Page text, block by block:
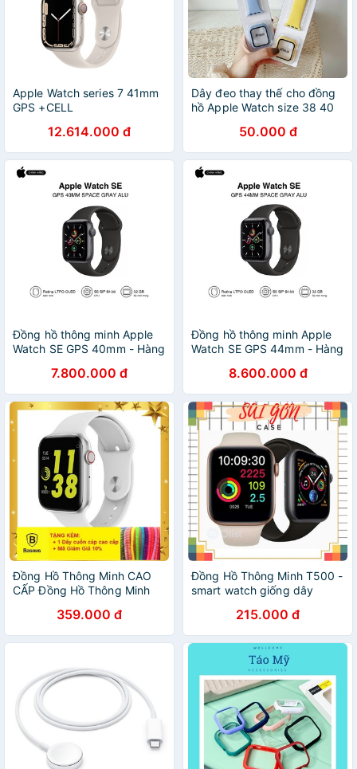
Apple Watch series 7 41mm
GPS +CELL
12.614.000 đ
Dây đeo thay thế cho đồng
hồ Apple Watch size 38 40
50.000 đ
Đồng hồ thông minh Apple
Watch SE GPS 40mm - Hàng
7.800.000 đ
Đồng hồ thông minh Apple
Watch SE GPS 44mm - Hàng
8.600.000 đ
Đồng Hồ Thông Minh CAO
CẤP Đồng Hồ Thông Minh
Watch Series 4
359.000 đ
Đồng Hồ Thông Minh T500 -
smart watch giống dây
Việt/Cuộc Gọi, Đo Nhịp Tim
215.000 đ